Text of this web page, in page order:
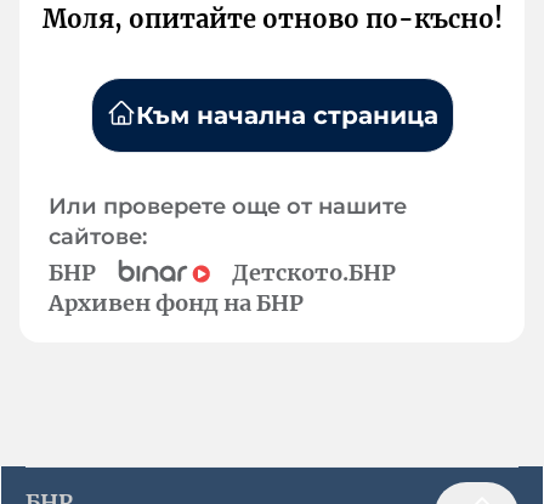
Моля, опитайте отново по-късно!
Към начална страница
Или проверете още от нашите
сайтове:
БНР
Детското.БНР
Архивен фонд на БНР